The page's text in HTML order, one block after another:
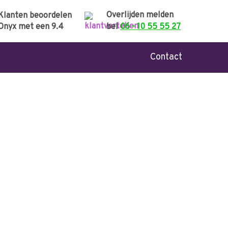
Overlijden melden
bel06 - 10 55 55 27
beoordelen
met een9.4
Contact